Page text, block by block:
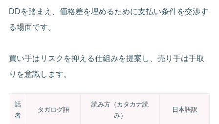
DDを踏まえ、価格差を埋めるために支払い条件を交渉す
る場面です。
買い手はリスクを抑える仕組みを提案し、売り手は手取
りを意識します。
話
者
タガログ語
読み方（カタカナ読
み）
日本語訳